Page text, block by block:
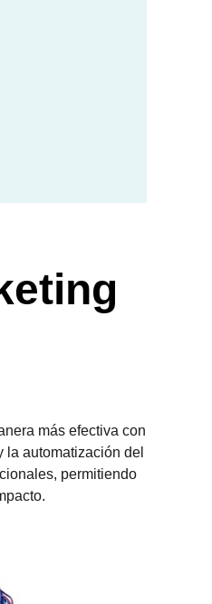
más efectiva con
automatización del
permitiendo